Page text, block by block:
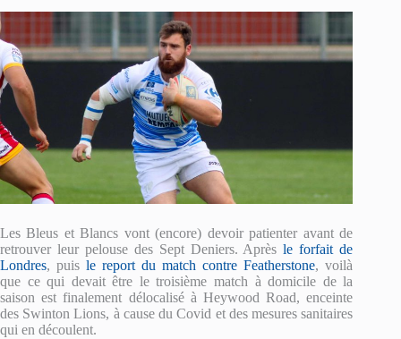
Les Bleus et Blancs vont (encore) devoir patienter avant de
retrouver leur pelouse des Sept Deniers. Aprèsle forfait de
Londres, puisle report du match contre Featherstone, voilà
que ce qui devait être le troisième match à domicile de la
saison est finalement délocalisé à Heywood Road, enceinte
des Swinton Lions, à cause du Covid et des mesures sanitaires
qui en découlent.